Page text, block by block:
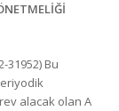
31952) Bu
alacak olan A